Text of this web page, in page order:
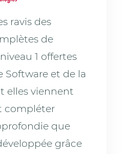
ravis des
de
1 offertes
Software et de la
elles viennent
compléter
que
grâce